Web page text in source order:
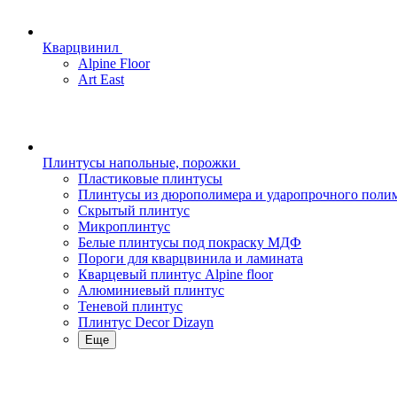
Кварцвинил
Alpine Floor
Art East
Плинтусы напольные, порожки
Пластиковые плинтусы
Плинтусы из дюрополимера и ударопрочного
Скрытый плинтус
Микроплинтус
Белые плинтусы под покраску МДФ
Пороги для кварцвинила и ламината
Кварцевый плинтус Alpine floor
Алюминиевый плинтус
Теневой плинтус
Плинтус Decor Dizayn
Еще